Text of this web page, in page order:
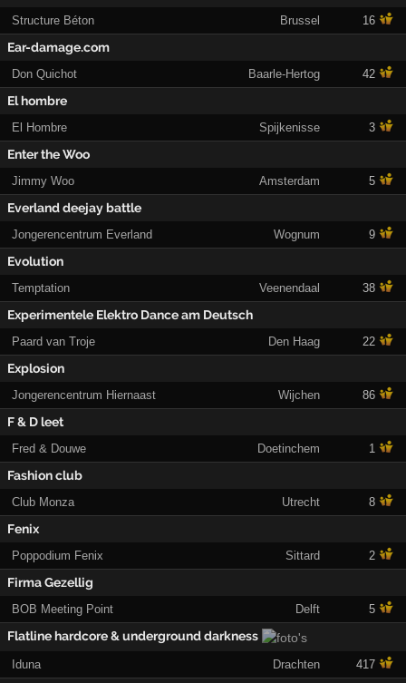
Structure Béton Brussel 16
Ear-damage.com
Don Quichot Baarle-Hertog 42
El hombre
El Hombre Spijkenisse 3
Enter the Woo
Jimmy Woo Amsterdam 5
Everland deejay battle
Jongerencentrum Everland Wognum 9
Evolution
Temptation Veenendaal 38
Experimentele Elektro Dance am Deutsch
Paard van Troje Den Haag 22
Explosion
Jongerencentrum Hiernaast Wijchen 86
F & D leet
Fred & Douwe Doetinchem 1
Fashion club
Club Monza Utrecht 8
Fenix
Poppodium Fenix Sittard 2
Firma Gezellig
BOB Meeting Point Delft 5
Flatline hardcore & underground darkness
Iduna Drachten 417